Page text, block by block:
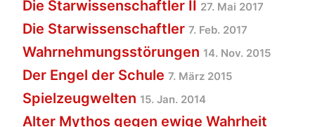
Die Starwissenschaftler II 27. Mai 2017
Die Starwissenschaftler 7. Feb. 2017
Wahrnehmungsstörungen 14. Nov. 2015
Der Engel der Schule 7. März 2015
Spielzeugwelten 15. Jan. 2014
Alter Mythos gegen ewige Wahrheit